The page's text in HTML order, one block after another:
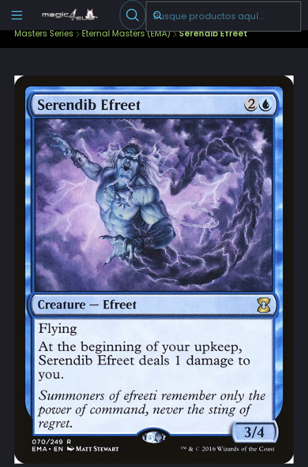
Escribenos
Cartas Sueltas Magic Ediciones Especiales
Masters Series Eternal Masters (EMA) Serendib Efreet